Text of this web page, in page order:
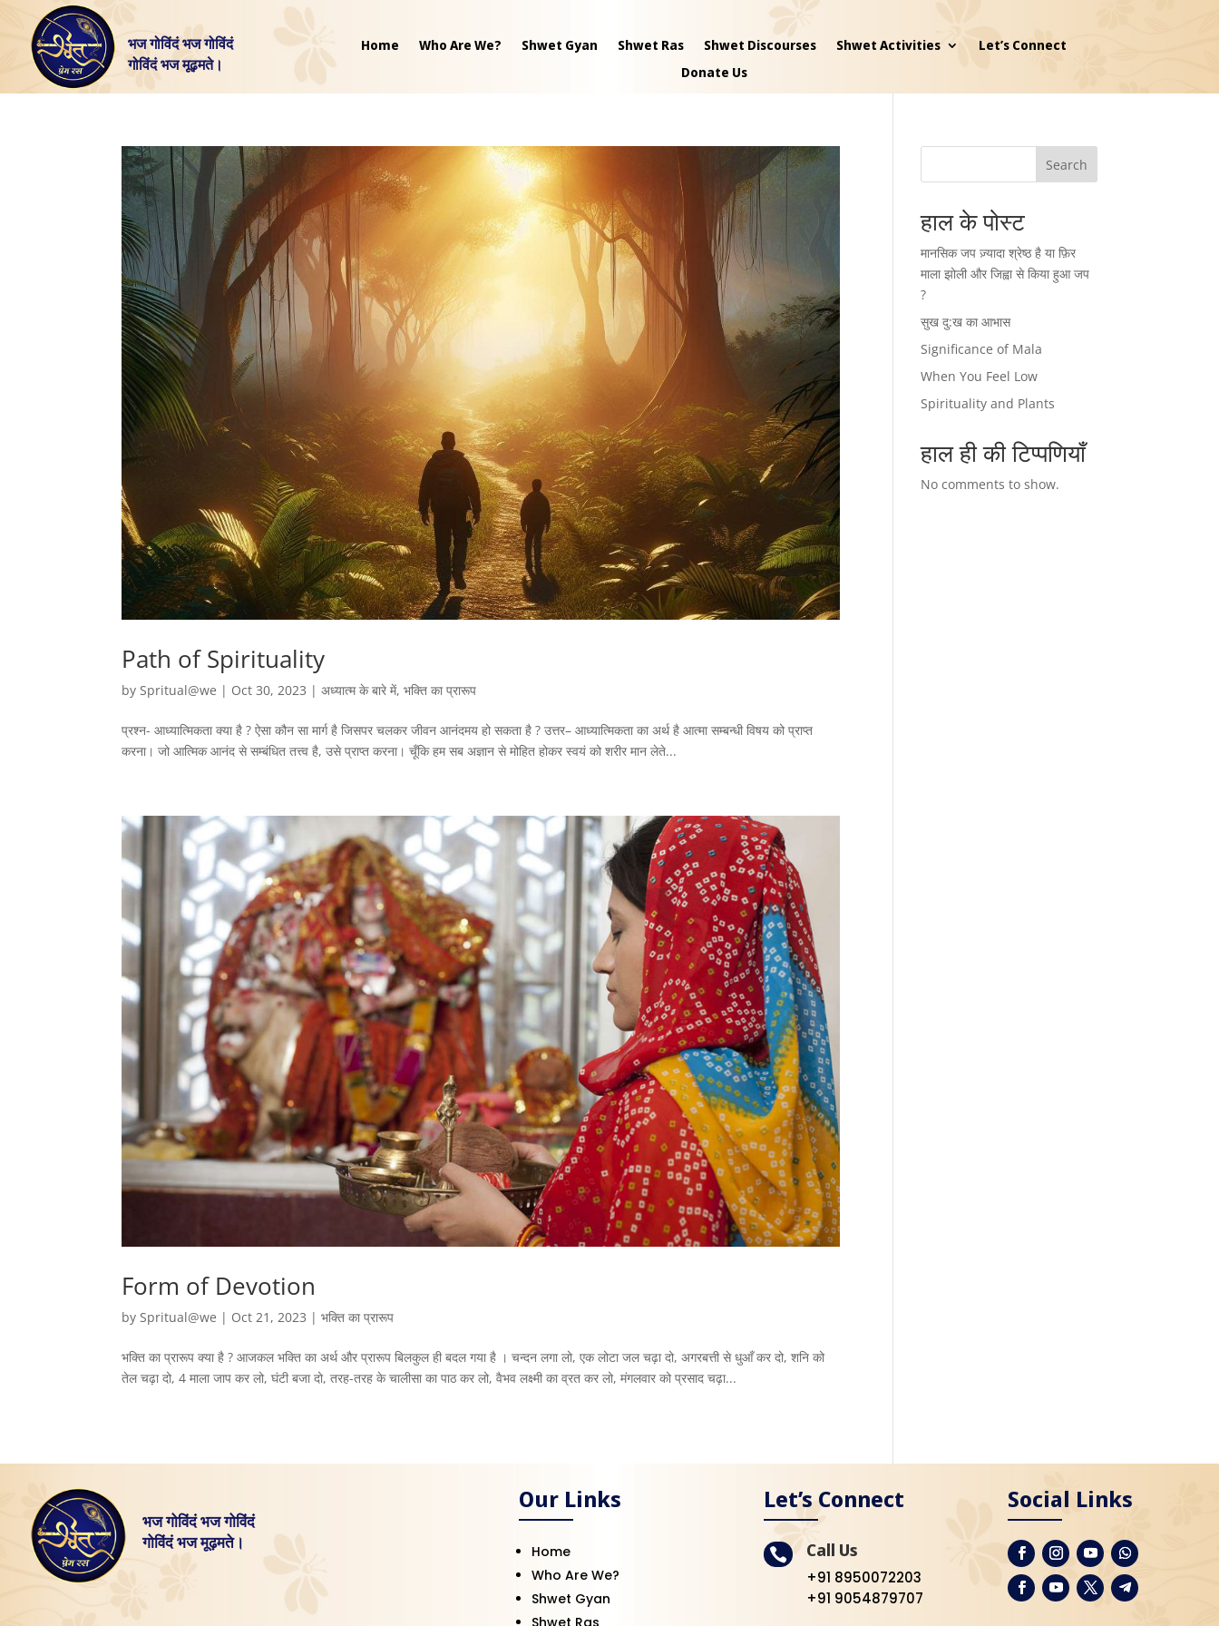
भज गोविंदं भज गोविंदं
गोविंदं भज मूढ़मते।
Home Who Are We? Shwet Gyan Shwet Ras Shwet Discourses Shwet Activities
Let’s Connect
Donate Us
Path of Spirituality
bySpritual@we | Oct 30, 2023 |अध्यात्म के बारे में,भक्ति का प्रारूप
प्रश्न- आध्यात्मिकता क्या है ? ऐसा कौन सा मार्ग है जिसपर चलकर जीवन आनंदमय हो सकता है ? उत्तर– आध्यात्मिकता का अर्थ है आत्मा सम्बन्धी विषय को प्राप्त
करना। जो आत्मिक आनंद से सम्बंधित तत्त्व है, उसे प्राप्त करना। चूँकि हम सब अज्ञान से मोहित होकर स्वयं को शरीर मान लेते...
Form of Devotion
bySpritual@we | Oct 21, 2023 |भक्ति का प्रारूप
भक्ति का प्रारूप क्या है ? आजकल भक्ति का अर्थ और प्रारूप बिलकुल ही बदल गया है । चन्दन लगा लो, एक लोटा जल चढ़ा दो, अगरबत्ती से धुआँ कर दो, शनि को
तेल चढ़ा दो, 4 माला जाप कर लो, घंटी बजा दो, तरह-तरह के चालीसा का पाठ कर लो, वैभव लक्ष्मी का व्रत कर लो, मंगलवार को प्रसाद चढ़ा...
Search
हाल के पोस्ट
मानसिक जप ज़्यादा श्रेष्ठ है या फ़िर
माला झोली और जिह्वा से किया हुआ जप
?
सुख दु:ख का आभास
Significance of Mala
When You Feel Low
Spirituality and Plants
हाल ही की टिप्पणियाँ
No comments to show.
भज गोविंदं भज गोविंदं
गोविंदं भज मूढ़मते।
Our Links
Home
Who Are We?
Shwet Gyan
Shwet Ras
Let’s Connect
 Call Us
+91 8950072203
+91 9054879707
Social Links